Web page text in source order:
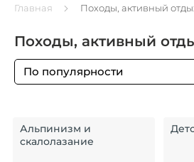
Главная Походы, активный
Походы, активный
По популярности
Альпинизм и
скалолазание